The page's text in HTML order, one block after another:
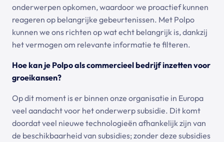
onderwerpen opkomen, waardoor we proactief kunnen
reageren op belangrijke gebeurtenissen. Met Polpo
kunnen we ons richten op wat echt belangrijk is, dankzij
het vermogen om relevante informatie te filteren.
Hoe kan je Polpo als commercieel bedrijf inzetten voor
groeikansen?
Op dit moment is er binnen onze organisatie in Europa
veel aandacht voor het onderwerp subsidie. Dit komt
doordat veel nieuwe technologieën afhankelijk zijn van
de beschikbaarheid van subsidies; zonder deze subsidies